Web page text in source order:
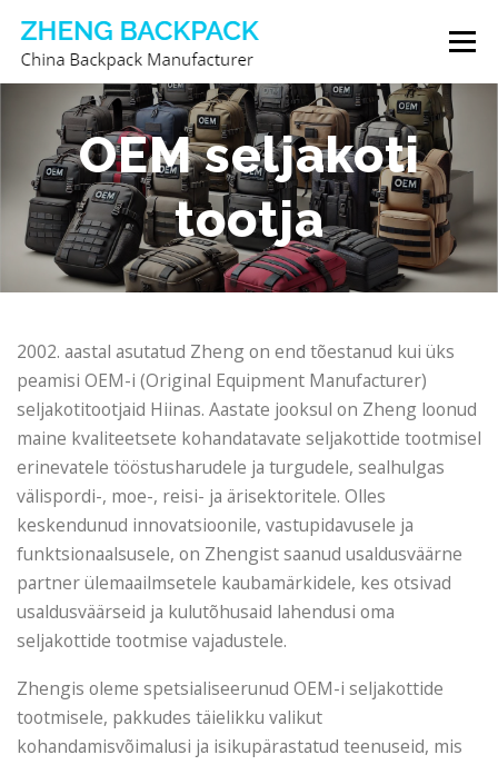
content
Menu
SELJAKOTTIDE TOOTJA MEIE KOHTA
VÕTA MEIEGA ÜHENDUST
OEM seljakoti
tootja
2002. aastal asutatud Zheng on end tõestanud kui üks
peamisi OEM-i (Original Equipment Manufacturer)
seljakotitootjaid Hiinas. Aastate jooksul on Zheng loonud
maine kvaliteetsete kohandatavate seljakottide tootmisel
erinevatele tööstusharudele ja turgudele, sealhulgas
välispordi-, moe-, reisi- ja ärisektoritele. Olles
keskendunud innovatsioonile, vastupidavusele ja
funktsionaalsusele, on Zhengist saanud usaldusväärne
partner ülemaailmsetele kaubamärkidele, kes otsivad
usaldusväärseid ja kulutõhusaid lahendusi oma
seljakottide tootmise vajadustele.
Zhengis oleme spetsialiseerunud OEM-i seljakottide
tootmisele, pakkudes täielikku valikut
kohandamisvõimalusi ja isikupärastatud teenuseid, mis